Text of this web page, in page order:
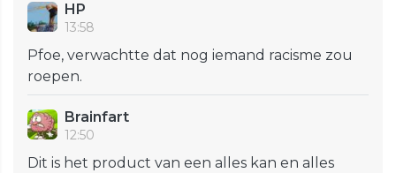
HP
13:58
Pfoe, verwachtte dat nog iemand racisme zou
roepen.
Brainfart
12:50
Dit is het product van een alles kan en alles